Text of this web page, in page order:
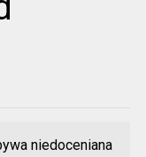
niedoceniana